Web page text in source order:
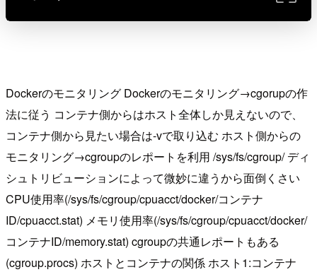
Dockerのモニタリング Dockerのモニタリング→cgorupの作
法に従う コンテナ側からはホスト全体しか見えないので、
コンテナ側から見たい場合は-vで取り込む ホスト側からの
モニタリング→cgroupのレポートを利用 /sys/fs/cgroup/ ディ
シュトリビューションによって微妙に違うから面倒くさい
CPU使用率(/sys/fs/cgroup/cpuacct/docker/コンテナ
ID/cpuacct.stat) メモリ使用率(/sys/fs/cgroup/cpuacct/docker/
コンテナID/memory.stat) cgroupの共通レポートもある
(cgroup.procs) ホストとコンテナの関係 ホスト1:コンテナ